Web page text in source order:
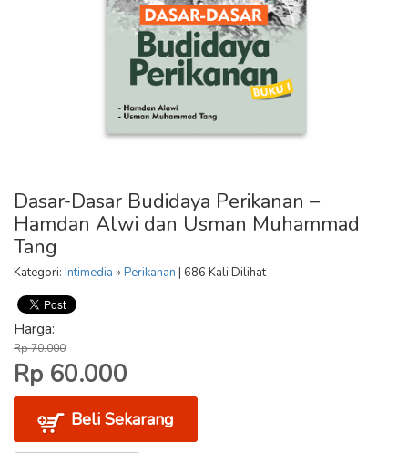
Dasar-Dasar Budidaya Perikanan –
Hamdan Alwi dan Usman Muhammad
Tang
Kategori: Intimedia » Perikanan | 686 Kali Dilihat
Harga:
Rp 70.000
Rp 60.000
Beli Sekarang